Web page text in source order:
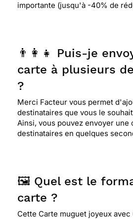
importante (jusqu'à -40% de
👨‍👩‍👧 Puis-je
carte à plusieurs
?
Merci Facteur vous permet
destinataires que vous le
Ainsi, vous pouvez envoyer une
destinataires en quelques
🖼️ Quel est le
carte ?
Cette Carte muguet joyeux